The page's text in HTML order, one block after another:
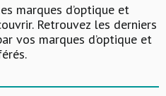
marques d’optique et
Retrouvez les derniers
vos marques d’optique et